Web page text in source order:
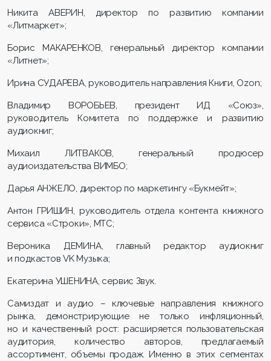
Никита АВЕРИН, директор по развитию компании
«Литмаркет»;
Борис МАКАРЕНКОВ, генеральный директор компании
«Литнет»;
Ирина СУДАРЕВА, руководитель направления Книги, Ozon;
Владимир ВОРОБЬЕВ, президент ИД «Союз»,
руководитель Комитета по поддержке и развитию
аудиокниг;
Михаил ЛИТВАКОВ, генеральный продюсер
аудиоиздательства ВИМБО;
Дарья АНЖЕЛО, директор по маркетингу «Букмейт»;
Антон ГРИШИН, руководитель отдела контента книжного
сервиса «Строки», МТС;
Вероника ДЕМИНА, главный редактор аудиокниг
и подкастов VK Музыка;
Екатерина УШЕНИНА, сервис Звук.
Самиздат и аудио – ключевые направления книжного
рынка, демонстрирующие не только инфляционный,
но и качественный рост: расширяется пользовательская
аудитория, количество авторов, предлагаемый
ассортимент, объемы продаж. Именно в этих сегментах